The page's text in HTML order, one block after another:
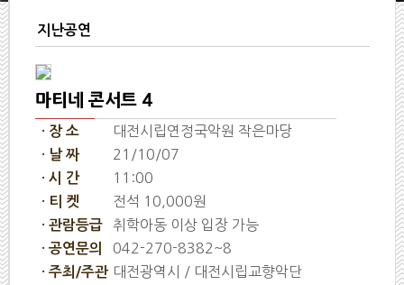
지난공연
마티네 콘서트 4
· 장 소 대전시립연정국악원 작은마당
· 날 짜 21/10/07
· 시 간 11:00
· 티 켓 전석 10,000원
· 관람등급 취학아동 이상 입장 가능
· 공연문의 042-270-8382~8
· 주최/주관 대전광역시 / 대전시립교향악단